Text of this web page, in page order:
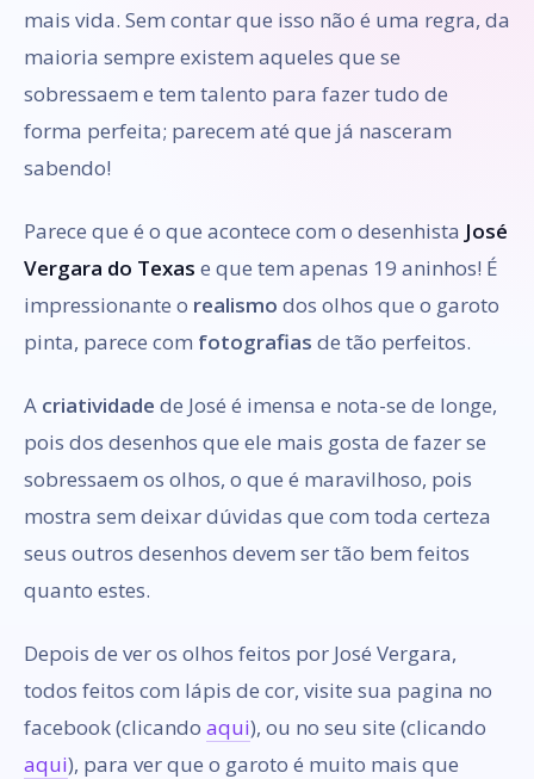
mais vida. Sem contar que isso não é uma regra, da
maioria sempre existem aqueles que se
sobressaem e tem talento para fazer tudo de
forma perfeita; parecem até que já nasceram
sabendo!
Parece que é o que acontece com o desenhista José
Vergara do Texas e que tem apenas 19 aninhos! É
impressionante o realismo dos olhos que o garoto
pinta, parece com fotografias de tão perfeitos.
A criatividade de José é imensa e nota-se de longe,
pois dos desenhos que ele mais gosta de fazer se
sobressaem os olhos, o que é maravilhoso, pois
mostra sem deixar dúvidas que com toda certeza
seus outros desenhos devem ser tão bem feitos
quanto estes.
Depois de ver os olhos feitos por José Vergara,
todos feitos com lápis de cor, visite sua pagina no
facebook (clicando aqui), ou no seu site (clicando
aqui), para ver que o garoto é muito mais que